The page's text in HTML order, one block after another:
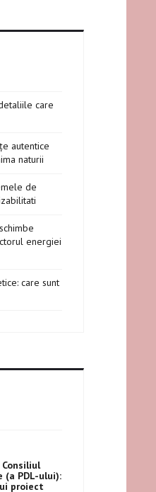
care
autentice
naturii
de
energiei
care sunt
(a PDL-ului):
proiect